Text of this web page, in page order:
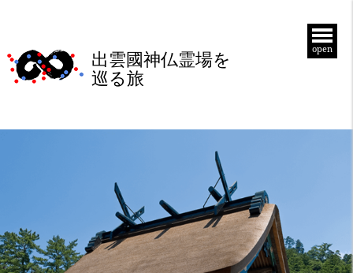
出雲國神仏霊場を
巡る旅
open